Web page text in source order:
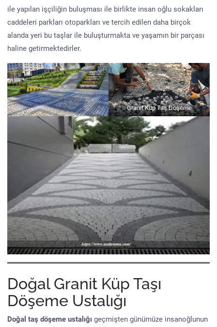
ile yapılan işçiliğin buluşması ile birlikte insan oğlu sokakları
caddeleri parkları otoparkları ve tercih edilen daha birçok
alanda yeri bu taşlar ile buluşturmakta ve yaşamın bir parçası
haline getirmektedirler.
Granit Küp Taş Döşeme
Doğal Granit Küp Taşı
Döşeme Ustalığı
Doğal taş döşeme ustalığı geçmişten günümüze insanoğlunun